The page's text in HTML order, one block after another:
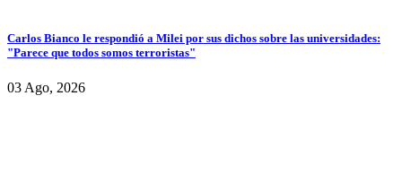
Carlos Bianco le respondió a Milei por sus dichos sobre las universidades:
"Parece que todos somos terroristas"
03 Ago, 2026